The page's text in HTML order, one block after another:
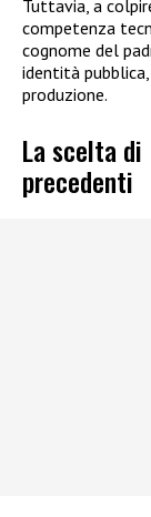
Tuttavia, a
competenza
cognome del
identità
produzione.
La scelta
precedenti